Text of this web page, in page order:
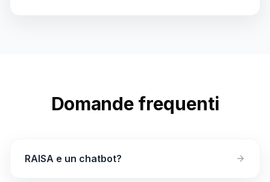
Domande frequenti
RAISA e un chatbot?